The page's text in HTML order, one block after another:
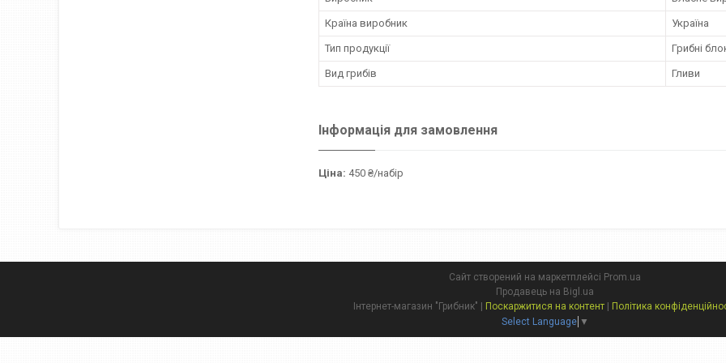
Країна виробник Україна
Тип продукції Грибні
Вид грибів Гливи
Інформація для замовлення
Ціна: 450 ₴/набір
Сайт створений на маркетплейсі Prom.ua
Продавець на Bigl.ua
Поскаржитися на контент
Політика
Select Language ▼